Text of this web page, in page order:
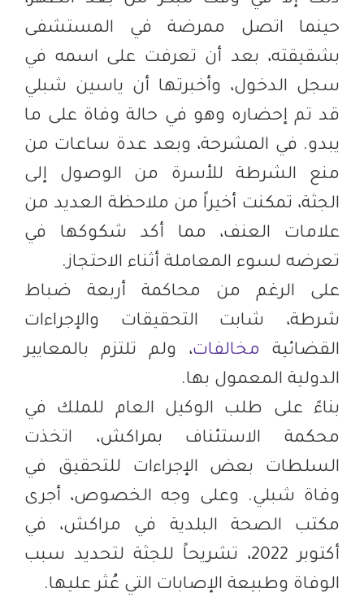
حينما اتصل ممرضة في المستشفى
بشقيقته، بعد أن تعرفت على اسمه في
سجل الدخول، وأخبرتها أن ياسين شبلي
قد تم إحضاره وهو في حالة وفاة على ما
يبدو. في المشرحة، وبعد عدة ساعات من
منع الشرطة للأسرة من الوصول إلى
الجثة، تمكنت أخيراً من ملاحظة العديد من
علامات العنف، مما أكد شكوكها في
تعرضه لسوء المعاملة أثناء الاحتجاز.
على الرغم من محاكمة أربعة ضباط
شرطة، شابت التحقيقات والإجراءات
القضائية مخالفات، ولم تلتزم بالمعايير
الدولية المعمول بها.
بناءً على طلب الوكيل العام للملك في
محكمة الاستئناف بمراكش، اتخذت
السلطات بعض الإجراءات للتحقيق في
وفاة شبلي. وعلى وجه الخصوص، أجرى
مكتب الصحة البلدية في مراكش، في
أكتوبر 2022، تشريحاً للجثة لتحديد سبب
الوفاة وطبيعة الإصابات التي عُثر عليها.